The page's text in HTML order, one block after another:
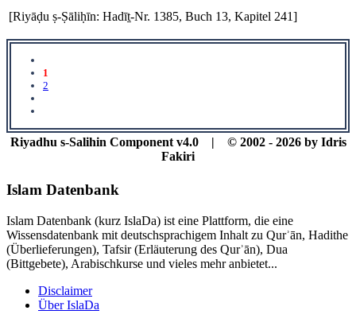
[Riyāḍu ṣ-Ṣāliḥīn: Hadīṯ-Nr. 1385, Buch 13, Kapitel 241]
1
2
Riyadhu s-Salihin Component v4.0 | © 2002 - 2026 by Idris
Fakiri
Islam Datenbank
Islam Datenbank (kurz IslaDa) ist eine Plattform, die eine
Wissensdatenbank mit deutschsprachigem Inhalt zu Qurʾān, Hadithe
(Überlieferungen), Tafsir (Erläuterung des Qurʾān), Dua
(Bittgebete), Arabischkurse und vieles mehr anbietet...
Disclaimer
Über IslaDa